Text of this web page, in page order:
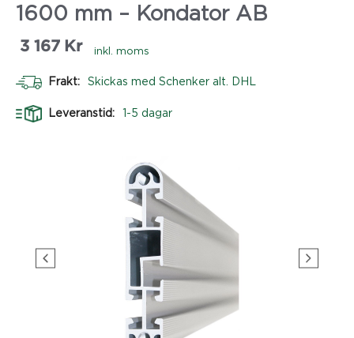
1600 mm – Kondator AB
3 167 Kr inkl. moms
Frakt: Skickas med Schenker alt. DHL
Leveranstid: 1-5 dagar